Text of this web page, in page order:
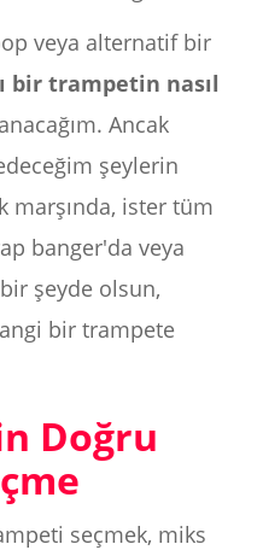
veya alternatif bir
bir trampetin nasıl
Ancak
şeylerin
marşında, ister tüm
banger'da veya
şeyde olsun,
bir trampete
Doğru
seçmek, miks